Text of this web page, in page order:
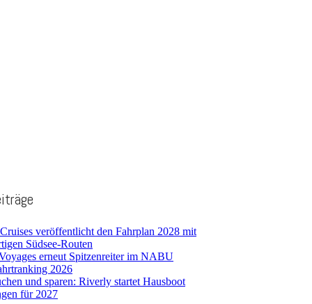
veröffentlicht den Fahrplan 2028 mit
Südsee-Routen
erneut Spitzenreiter im NABU
2026
und sparen: Riverly startet Hausboot
für 2027